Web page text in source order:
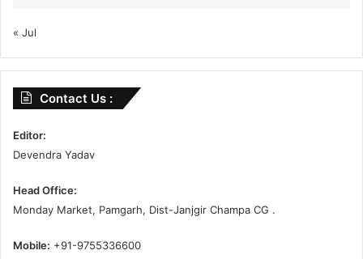
« Jul
Contact Us :
Editor:
Devendra Yadav
Head Office:
Monday Market, Pamgarh, Dist-Janjgir Champa CG .
Mobile: +91-9755336600